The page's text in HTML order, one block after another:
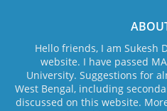
Hello friends, I am Sukesh
website. I have passed
University. Suggestions for
West Bengal, including
discussed on this website.